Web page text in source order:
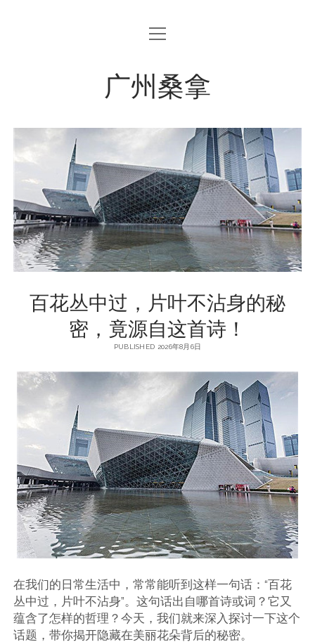
open
menu
广州桑拿
百花丛中过，片叶不沾身的秘
密，竟源自这首诗！
PUBLISHED 2026年8月6日
在我们的日常生活中，常常能听到这样一句话：“百花
丛中过，片叶不沾身”。这句话出自哪首诗或词？它又
蕴含了怎样的哲理？今天，我们就来深入探讨一下这个
话题，带你揭开隐藏在美丽花朵背后的秘密。